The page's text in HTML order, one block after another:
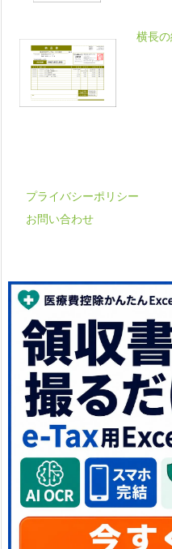
横長
プライバシーポリシー
お問い合わせ